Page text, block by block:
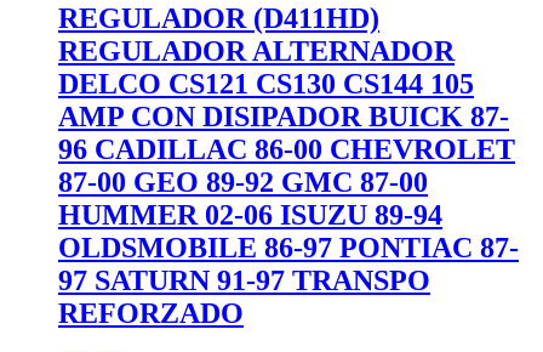
REGULADOR (D411HD)
REGULADOR ALTERNADOR
DELCO CS121 CS130 CS144 105
AMP CON DISIPADOR BUICK 87-
96 CADILLAC 86-00 CHEVROLET
87-00 GEO 89-92 GMC 87-00
HUMMER 02-06 ISUZU 89-94
OLDSMOBILE 86-97 PONTIAC 87-
97 SATURN 91-97 TRANSPO
REFORZADO